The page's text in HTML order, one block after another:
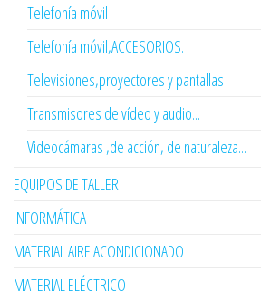
Telefonía móvil
Telefonía móvil,ACCESORIOS.
Televisiones,proyectores y pantallas
Transmisores de vídeo y audio...
Videocámaras ,de acción, de naturaleza...
EQUIPOS DE TALLER
INFORMÁTICA
MATERIAL AIRE ACONDICIONADO
MATERIAL ELÉCTRICO